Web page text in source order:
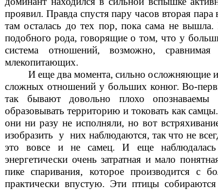
проявил. Правда спустя пару часов вторая
там осталась до тех пор, пока сама не
подобного рода, говорящие о том, что у
система отношений, возможно,
млекопитающих.
И еще два момента, сильно осложняющие
сложных отношений у больших конюг. Во-
так бывают довольно плохо
образовывать территорию и токовать как
они ни разу не исполняли, но вот
изобразить у них наблюдаются, так что не
это вовсе и не самец. И еще
энергетически очень затратная и мало
пике спаривания, которое производится с
практически впустую. Эти птицы